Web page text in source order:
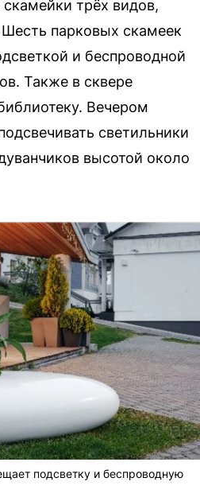
трёх видов,
парковых скамеек
и беспроводной
Также в сквере
Вечером
светильники
высотой около
подсветку и беспроводную